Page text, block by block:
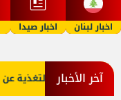
اخبار لبنان اخبار صيدا
آخر الأخبار
توقف التغذية عن